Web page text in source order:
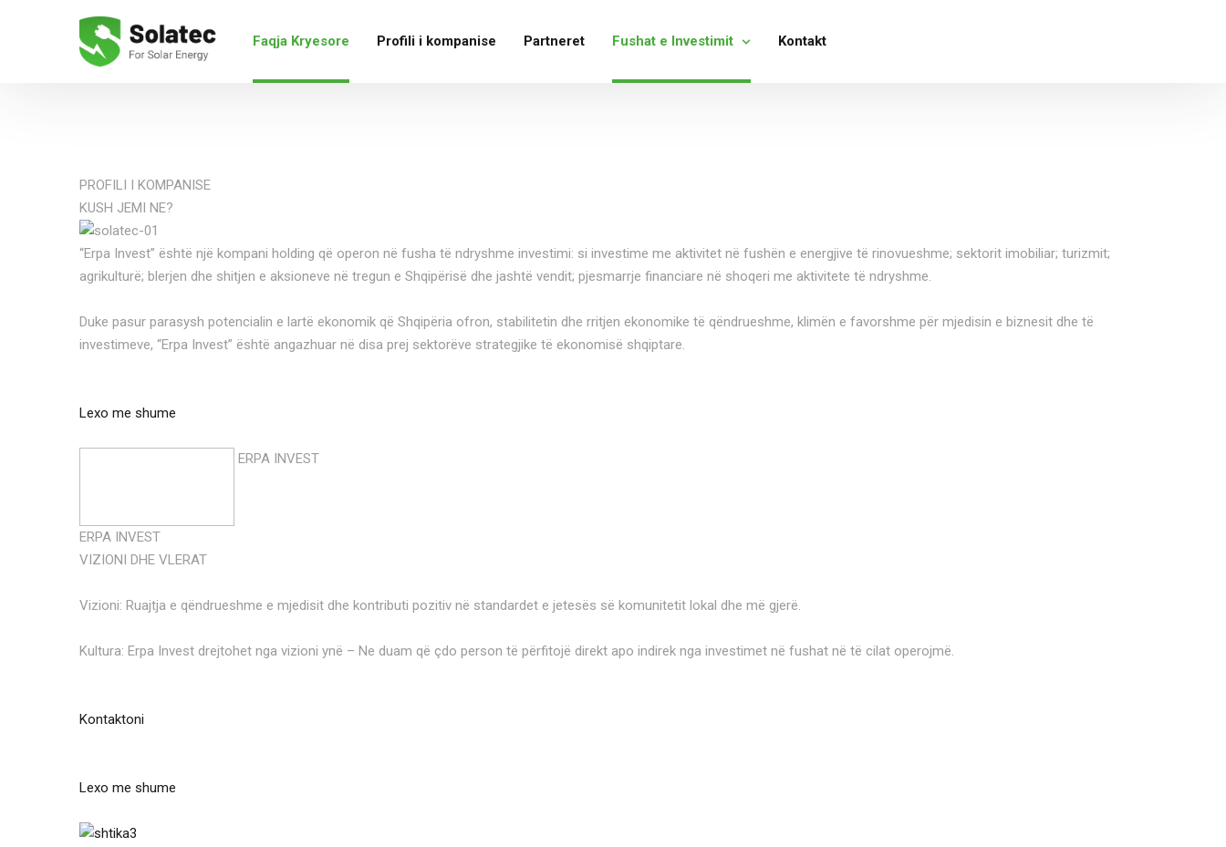
Faqja Kryesore Profili i kompanise Partneret Fushat e Investimit Kontakt
PROFILI I KOMPANISE
KUSH JEMI NE?
“Erpa Invest” është një kompani holding që operon në fusha të ndryshme investimi: si investime me aktivitet në fushën e energjive të rinovueshme; sektorit imobiliar; turizmit;
agrikulturë; blerjen dhe shitjen e aksioneve në tregun e Shqipërisë dhe jashtë vendit; pjesmarrje financiare në shoqeri me aktivitete të ndryshme.
Duke pasur parasysh potencialin e lartë ekonomik që Shqipëria ofron, stabilitetin dhe rritjen ekonomike të qëndrueshme, klimën e favorshme për mjedisin e biznesit dhe të
investimeve, “Erpa Invest” është angazhuar në disa prej sektorëve strategjike të ekonomisë shqiptare.
Lexo me shume
ERPA INVEST
ERPA INVEST
VIZIONI DHE VLERAT
Vizioni: Ruajtja e qëndrueshme e mjedisit dhe kontributi pozitiv në standardet e jetesës së komunitetit lokal dhe më gjerë.
Kultura: Erpa Invest drejtohet nga vizioni ynë – Ne duam që çdo person të përfitojë direkt apo indirek nga investimet në fushat në të cilat operojmë.
Kontaktoni
Lexo me shume